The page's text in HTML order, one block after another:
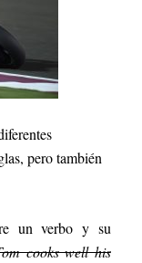
pero también
un verbo y su
cooks well his